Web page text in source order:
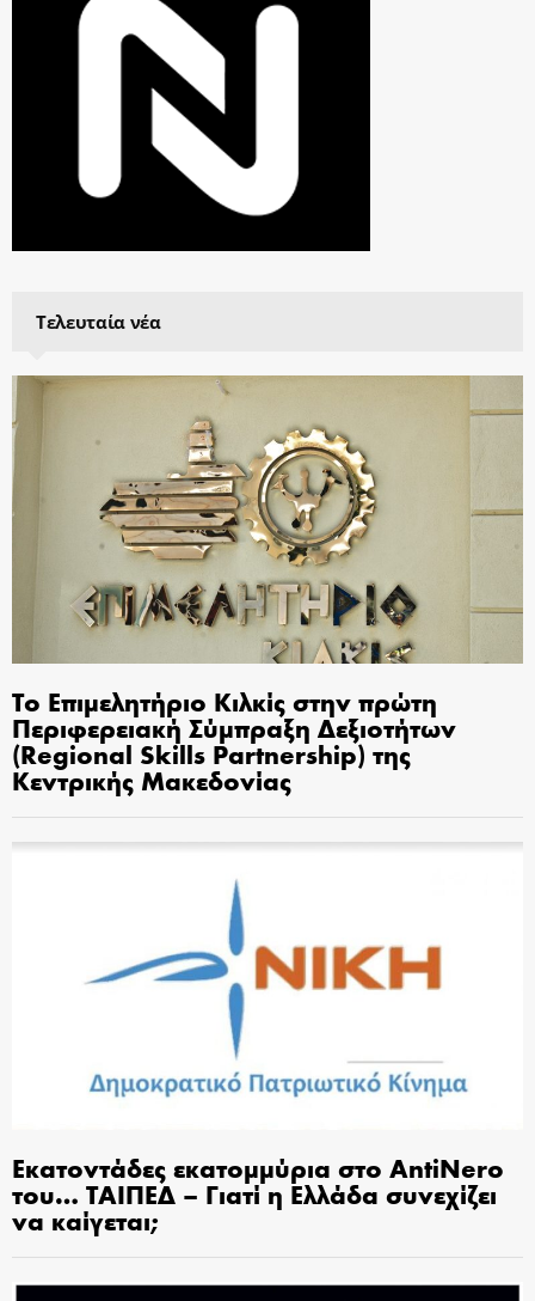
Τελευταία νέα
Το Επιμελητήριο Κιλκίς στην πρώτη
Περιφερειακή Σύμπραξη Δεξιοτήτων
(Regional Skills Partnership) της
Κεντρικής Μακεδονίας
Εκατοντάδες εκατομμύρια στο AntiNero
του… ΤΑΙΠΕΔ – Γιατί η Ελλάδα συνεχίζει
να καίγεται;